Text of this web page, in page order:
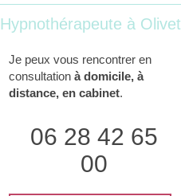
Hypnothérapeute à Olivet
Je peux vous rencontrer en
consultationà domicile, à
distance, en cabinet.
06 28 42 65
00